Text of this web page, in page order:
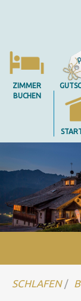
ZIMMER
BUCHEN
SCHLAFEN